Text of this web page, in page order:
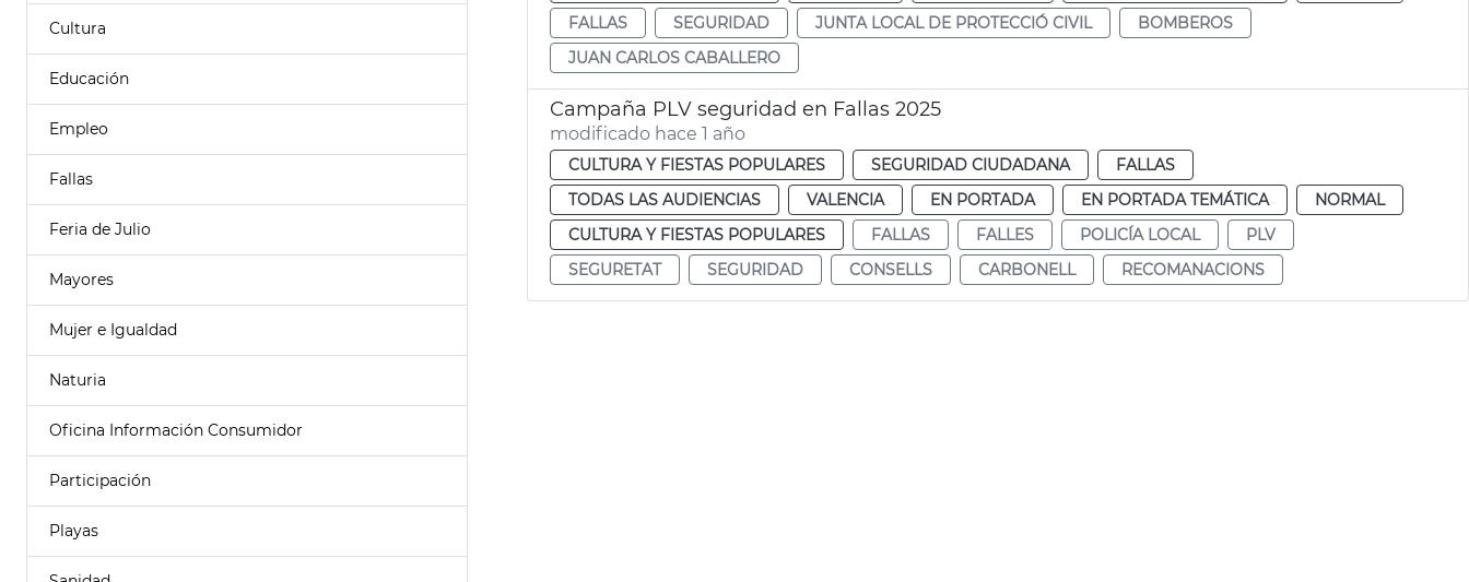
Cultura
Educación
Empleo
Fallas
Feria de Julio
Mayores
Mujer e Igualdad
Naturia
Oficina Información Consumidor
Participación
Playas
FALLAS
SEGURIDAD JUNTA LOCAL DE PROTECCIÓ CIVIL
BOMBEROS
JUAN CARLOS CABALLERO
Campaña PLV seguridad en Fallas 2025
modificado hace 1 año
CULTURA Y FIESTAS POPULARES SEGURIDAD CIUDADANA
FALLAS
TODAS LAS AUDIENCIAS
VALENCIA EN PORTADA EN PORTADA TEMÁTICA
NORMAL
CULTURA Y FIESTAS POPULARES
FALLAS FALLES POLICÍA LOCAL
PLV
SEGURETAT
SEGURIDAD CONSELLS CARBONELL RECOMANACIONS